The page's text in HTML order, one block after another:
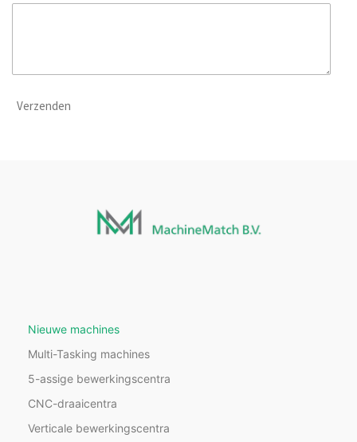
Verzenden
Nieuwe machines
Multi-Tasking machines
5-assige bewerkingscentra
CNC-draaicentra
Verticale bewerkingscentra